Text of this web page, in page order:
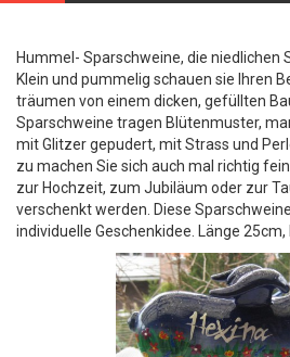
Hummel- Sparschweine, die niedlichen
Klein und pummelig schauen sie Ihren
träumen von einem dicken, gefüllten
Sparschweine tragen Blütenmuster,
mit Glitzer gepudert, mit Strass und
zu machen Sie sich auch mal richtig
zur Hochzeit, zum Jubiläum oder zur
verschenkt werden. Diese
individuelle Geschenkidee. Länge 25cm,